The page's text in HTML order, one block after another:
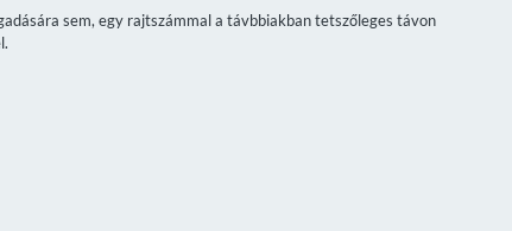
sem, egy rajtszámmal a távbbiakban tetszőleges távon